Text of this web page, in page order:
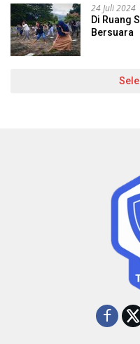
24 Juli 2024
Di Ruang
Bersuara